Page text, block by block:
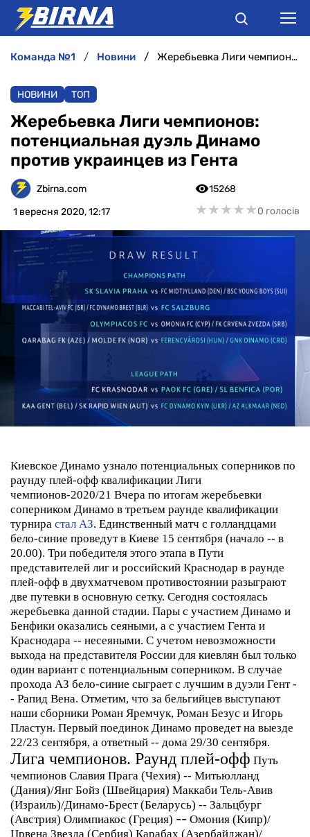
АНАЛІТИКА
ІНТЕРВ'Ю
РІЗНЕ
БУКМЕКЕРИ
команда №1 новини Жеребьевка Лиги чемпионов: потенциальная дуэль Динамо против украинцев из Гента
НОВИНИ ТОП
Жеребьевка Лиги чемпионов:
потенциальная дуэль Динамо
против украинцев из Гента
Zbirna.com
1 вересня 2020, 12:17
15268
★★★★★
★★★★★0 голосів
Киевское Динамо узнало потенциальных соперников по
раунду плей-офф квалификации Лиги
чемпионов-2020/21 Вчера по итогам жеребьевки
соперником Динамо в третьем раунде квалификации
турнира стал АЗ. Единственный матч с голландцами
бело-синие проведут в Киеве 15 сентября (начало -- в
20.00). Три победителя этого этапа в Пути
представителей лиг и российский Краснодар в раунде
плей-офф в двухматчевом противостоянии разыграют
две путевки в основную сетку. Сегодня состоялась
жеребьевка данной стадии. Пары с участием Динамо и
Бенфики оказались сеяными, а с участием Гента и
Краснодара -- несеяными. С учетом невозможности
выхода на представителя России для киевлян был только
один вариант с потенциальным соперником. В случае
прохода АЗ бело-синие сыграет с лучшим в дуэли Гент -
- Рапид Вена. Отметим, что за бельгийцев выступают
наши сборники Роман Яремчук, Роман Безус и Игорь
Пластун. Первый поединок Динамо проведет на выезде
22/23 сентября, а ответный -- дома 29/30 сентября.
Лига чемпионов. Раунд плей-офф Путь
чемпионов Славия Прага (Чехия) -- Митьюлланд
(Дания)/Янг Бойз (Швейцария) Маккаби Тель-Авив
(Израиль)/Динамо-Брест (Беларусь) -- Зальцбург
(Австрия) Олимпиакос (Греция) -- Омония (Кипр)/
Црвена Звезда (Сербия) Карабах (Азербайджан)/